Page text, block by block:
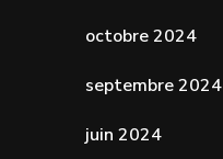
octobre 2024
septembre 2024
juin 2024